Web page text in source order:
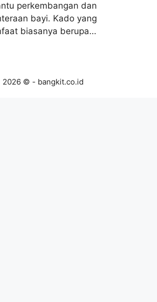
perkembangan dan
bayi. Kado yang
biasanya berupa…
2026 © - bangkit.co.id